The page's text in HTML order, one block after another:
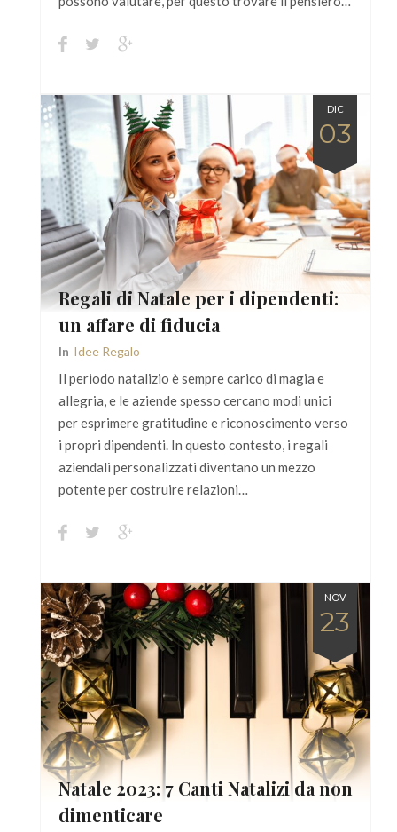
DIC
03
Regali di Natale per i dipendenti:
un affare di fiducia
In Idee Regalo
Il periodo natalizio è sempre carico di magia e
allegria, e le aziende spesso cercano modi unici
per esprimere gratitudine e riconoscimento verso
i propri dipendenti. In questo contesto, i regali
aziendali personalizzati diventano un mezzo
potente per costruire relazioni…
NOV
23
Natale 2023: 7 Canti Natalizi da non
dimenticare